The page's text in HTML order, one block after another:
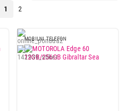
1 2
MOBILNI TELEFON